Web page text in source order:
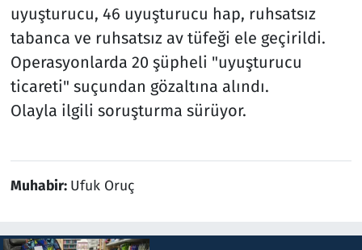
uyuşturucu, 46 uyuşturucu hap, ruhsatsız
tabanca ve ruhsatsız av tüfeği ele geçirildi.
Operasyonlarda 20 şüpheli "uyuşturucu
ticareti" suçundan gözaltına alındı.
Olayla ilgili soruşturma sürüyor.
Muhabir: Ufuk Oruç
Teknoloji ve Bilim
Televizyon